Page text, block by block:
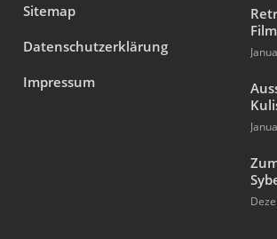
Sitemap
Datenschutzerklärung
Impressum